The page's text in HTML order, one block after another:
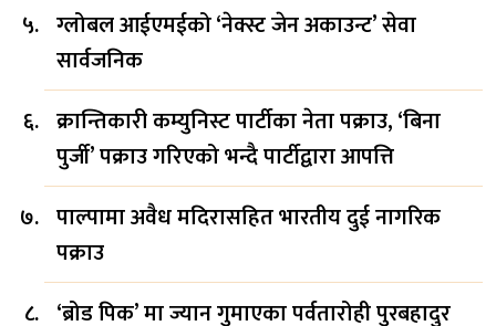
ग्लोबल आईएमईको ‘नेक्स्ट जेन अकाउन्ट’ सेवा
सार्वजनिक
क्रान्तिकारी कम्युनिस्ट पार्टीका नेता पक्राउ, ‘बिना
पुर्जी’ पक्राउ गरिएको भन्दै पार्टीद्वारा आपत्ति
पाल्पामा अवैध मदिरासहित भारतीय दुई नागरिक
पक्राउ
‘ब्रोड पिक’ मा ज्यान गुमाएका पर्वतारोही पुरबहादुर